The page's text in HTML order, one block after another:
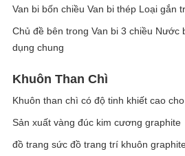
Van bi bốn chiều Van bi thép Loại gắn
Chủ đề bên trong Van bi 3 chiều Nước
dụng chung
Khuôn Than Chì
Khuôn than chì có độ tinh khiết cao
Sản xuất vàng đúc kim cương graphite
đồ trang sức đồ trang trí khuôn